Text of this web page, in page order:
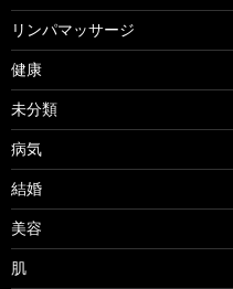
リンパマッサージ
健康
未分類
病気
結婚
美容
肌